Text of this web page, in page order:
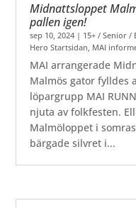
Midnattsloppet
pallen igen!
sep 10, 2024 | 15+ / Senior /
Hero Startsidan, MAI
MAI arrangerade
Malmös gator fylldes
löpargrupp MAI
njuta av folkfesten.
Malmöloppet i
bärgade silvret i...